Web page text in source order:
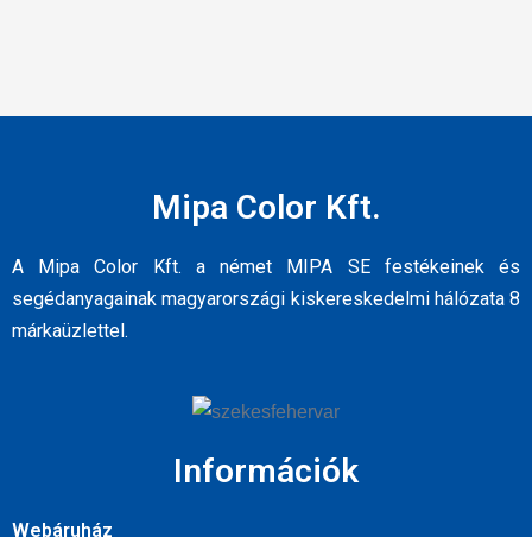
Mipa Color Kft.
A Mipa Color Kft. a német MIPA SE festékeinek és
segédanyagainak magyarországi kiskereskedelmi hálózata 8
márkaüzlettel.
Információk
Webáruház